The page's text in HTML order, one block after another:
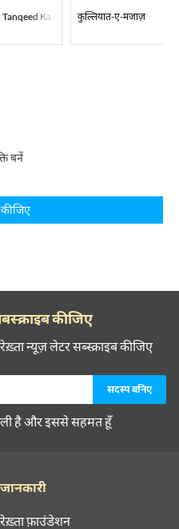
Ka Almiyaकुल्लियात-ए-मजाज़
बनें
कीजिए
कीजिए
न्यूज़ लेटर सब्स्क्राइब कीजिए
है और इससे सहमत हूँ
जानकारी
रेख़्ता फ़ाउंडेशन